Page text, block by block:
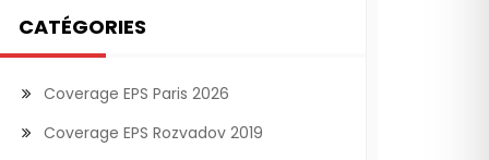
CATÉGORIES
Coverage EPS Paris 2026
Coverage EPS Rozvadov 2019